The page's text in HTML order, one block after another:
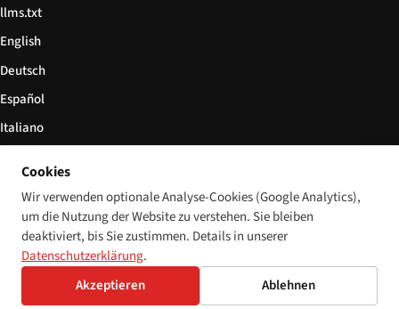
llms.txt
English
Deutsch
Español
Italiano
© 2026 Disability World. Alle Rechte vorbehalten. Cookie-Einstellungen
EnglishDeutschEspañol 简体中文Polski
Cookies
Wir verwenden optionale Analyse-Cookies (Google Analytics),
um die Nutzung der Website zu verstehen. Sie bleiben
deaktiviert, bis Sie zustimmen. Details in unserer
Datenschutzerklärung.
Akzeptieren
Ablehnen